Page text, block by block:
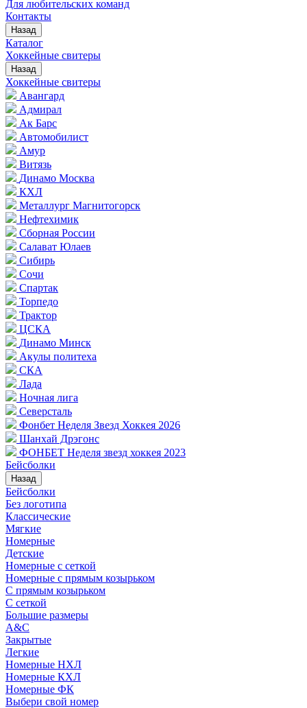
Для любительских команд
Контакты
Назад
Каталог
Хоккейные свитеры
Назад
Хоккейные свитеры
Авангард
Адмирал
Ак Барс
Автомобилист
Амур
Витязь
Динамо Москва
КХЛ
Металлург Магнитогорск
Нефтехимик
Сборная России
Салават Юлаев
Сибирь
Сочи
Спартак
Торпедо
Трактор
ЦСКА
Динамо Минск
Акулы политеха
СКА
Лада
Ночная лига
Северсталь
Фонбет Неделя Звезд Хоккея 2026
Шанхай Дрэгонс
ФОНБЕТ Неделя звезд хоккея 2023
Бейсболки
Назад
Бейсболки
Без логотипа
Классические
Мягкие
Номерные
Детские
Номерные с сеткой
Номерные с прямым козырьком
С прямым козырьком
С сеткой
Большие размеры
A&C
Закрытые
Легкие
Номерные НХЛ
Номерные КХЛ
Номерные ФК
Выбери свой номер